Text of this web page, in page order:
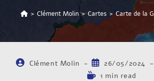
> Clément Molin > Cartes > Carte de la
Clément Molin 26/05/2024
1 min read